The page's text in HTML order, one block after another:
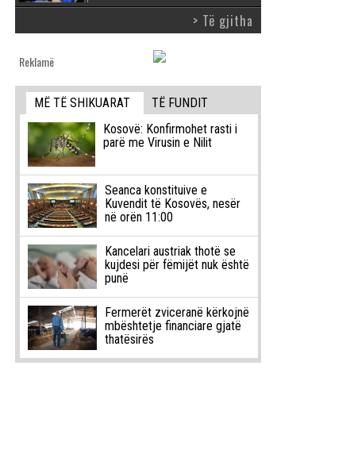
> Të gjitha
Reklamë
MË TË SHIKUARAT
TË FUNDIT
Kosovë: Konfirmohet rasti i
parë me Virusin e Nilit
Seanca konstituive e
Kuvendit të Kosovës, nesër
në orën 11:00
Kancelari austriak thotë se
kujdesi për fëmijët nuk është
punë
Fermerët zviceranë kërkojnë
mbështetje financiare gjatë
thatësirës